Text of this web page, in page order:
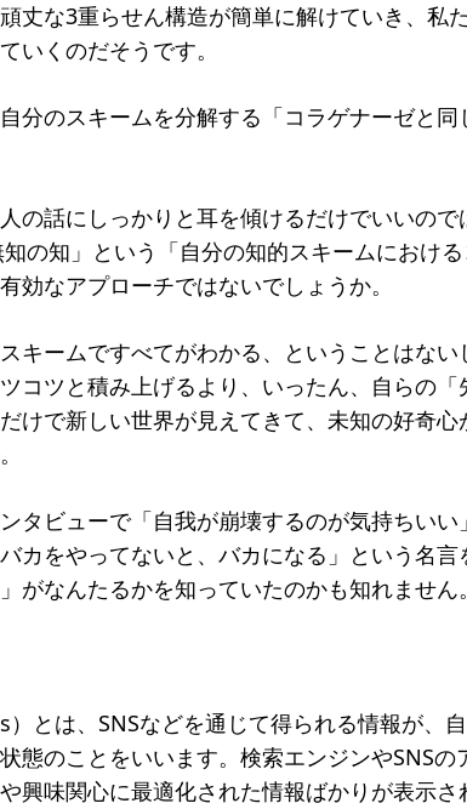
丈な3重らせん構造が簡単に解けていき、私
いくのだそうです。
分のスキームを分解する「コラゲナーゼと同
の話にしっかりと耳を傾けるだけでいいので
の知」という「自分の知的スキームにおけ
効なアプローチではないでしょうか。
キームですべてがわかる、ということはない
コツと積み上げるより、いったん、自らの「
けで新しい世界が見えてきて、未知の好奇
タビューで「自我が崩壊するのが気持ちいい
カをやってないと、バカになる」という名言
がなんたるかを知っていたのかも知れません。
とは、SNSなどを通じて得られる情報が、
態のことをいいます。検索エンジンやSNSの
興味関心に最適化された情報ばかりが表示さ